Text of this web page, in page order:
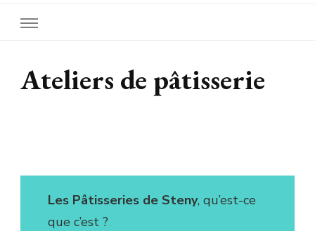
Ateliers de pâtisserie
Les Pâtisseries de Steny, qu’est-ce
que c’est ?